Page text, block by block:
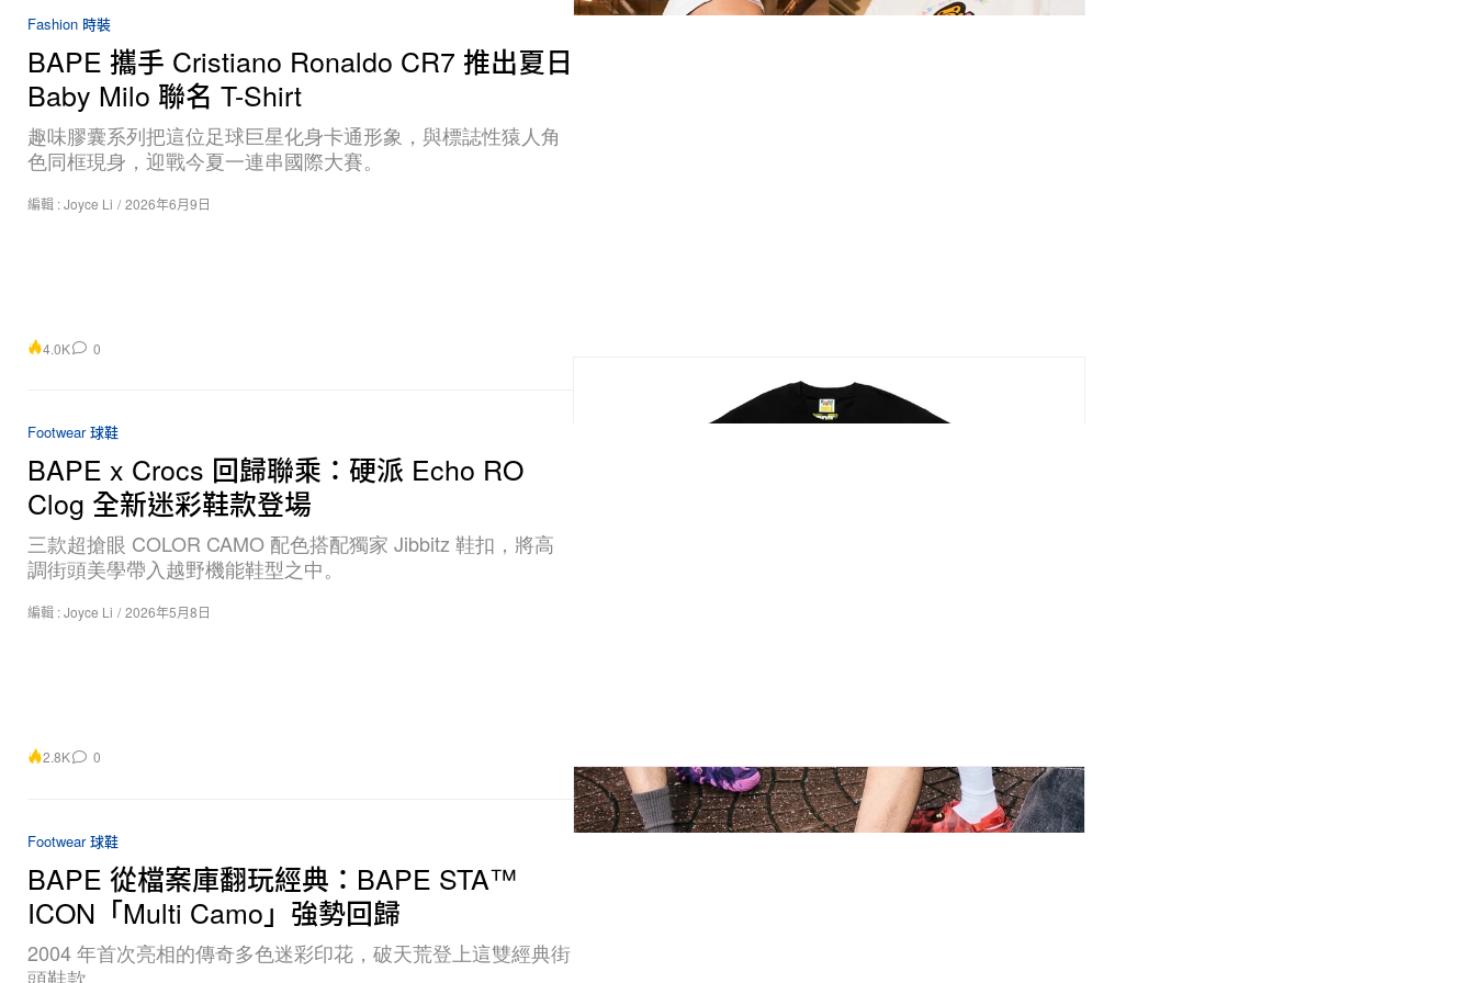
Fashion 時裝
BAPE 攜手 Cristiano Ronaldo CR7 推出夏日
Baby Milo 聯名 T-Shirt
趣味膠囊系列把這位足球巨星化身卡通形象，與標誌性猿人角
色同框現身，迎戰今夏一連串國際大賽。
編輯 :Joyce Li / 2026年6月9日
4.0K 0
Footwear 球鞋
BAPE x Crocs 回歸聯乘：硬派 Echo RO
Clog 全新迷彩鞋款登場
三款超搶眼 COLOR CAMO 配色搭配獨家 Jibbitz 鞋扣，將高
調街頭美學帶入越野機能鞋型之中。
編輯 :Joyce Li / 2026年5月8日
2.8K 0
Footwear 球鞋
BAPE 從檔案庫翻玩經典：BAPE STA™
ICON「Multi Camo」強勢回歸
2004 年首次亮相的傳奇多色迷彩印花，破天荒登上這雙經典街
頭鞋款。